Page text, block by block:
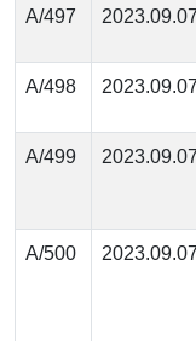
А/497 2023.09.07
А/498 2023.09.07
А/499 2023.09.07
А/500 2023.09.07